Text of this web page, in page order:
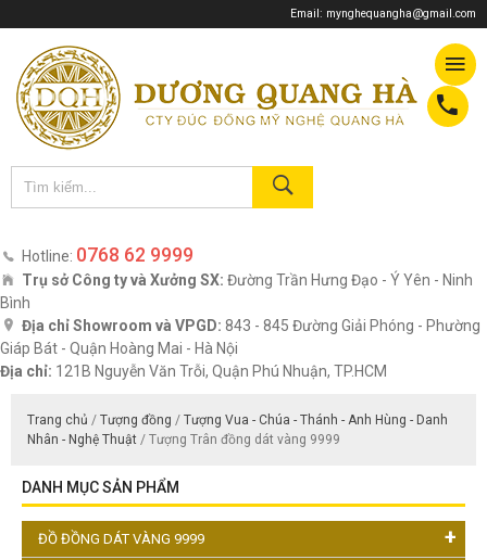
Email: mynghequangha@gmail.com
Hotline: 0768 62 9999
Trụ sở Công ty và Xưởng SX: Đường Trần Hưng Đạo - Ý Yên - Ninh
Bình
Địa chỉ Showroom và VPGD: 843 - 845 Đường Giải Phóng - Phường
Giáp Bát - Quận Hoàng Mai - Hà Nội
Địa chỉ: 121B Nguyễn Văn Trỗi, Quận Phú Nhuận, TP.HCM
Trang chủ / Tượng đồng / Tượng Vua - Chúa - Thánh - Anh Hùng - Danh
Nhân - Nghệ Thuật / Tượng Trân đồng dát vàng 9999
DANH MỤC SẢN PHẨM
ĐỒ ĐỒNG DÁT VÀNG 9999